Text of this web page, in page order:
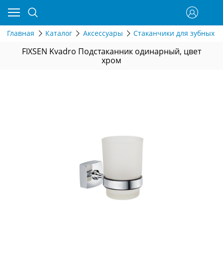
Главная Каталог Аксессуары Стаканчики для зубных
FIXSEN Kvadro Подстаканник одинарный, цвет
хром